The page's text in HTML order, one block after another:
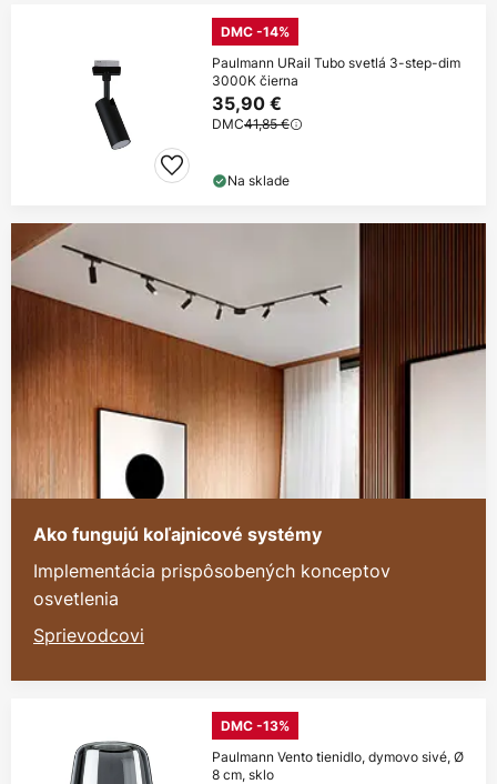
DMC -14%
Paulmann URail Tubo svetlá 3-step-dim
3000K čierna
35,90 €
DMC41,85 €
Na sklade
Ako fungujú koľajnicové systémy
Implementácia prispôsobených konceptov
osvetlenia
Sprievodcovi
DMC -13%
Paulmann Vento tienidlo, dymovo sivé, Ø
8 cm, sklo